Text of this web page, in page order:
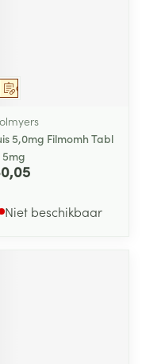
Op voorschrift
5,0mg Filmomh Tabl
5mg
Niet beschikbaar